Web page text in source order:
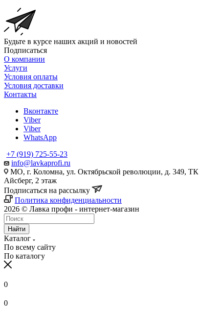
Будьте в курсе наших акций и новостей
Подписаться
О компании
Услуги
Условия оплаты
Условия доставки
Контакты
Вконтакте
Viber
Viber
WhatsApp
+7 (919) 725-55-23
info@lavkaprofi.ru
МО, г. Коломна, ул. Октябрьской революции, д. 349, ТК
Айсберг, 2 этаж
Подписаться на рассылку
Политика конфиденциальности
2026 © Лавка профи - интернет-магазин
Найти
Каталог
По всему сайту
По каталогу
0
0